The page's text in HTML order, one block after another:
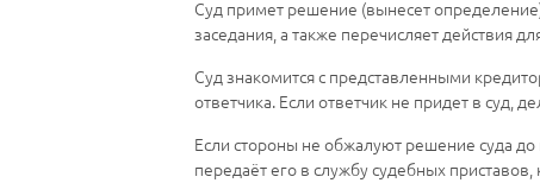
Суд примет решение (вынесет
заседания, а также перечисляет действия
Суд знакомится с представленными
ответчика. Если ответчик не придет в суд,
Если стороны не обжалуют решение суда до
передаёт его в службу судебных